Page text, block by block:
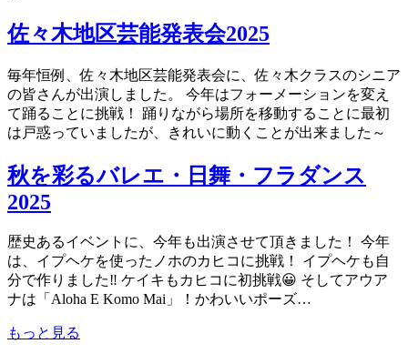
佐々木地区芸能発表会2025
毎年恒例、佐々木地区芸能発表会に、佐々木クラスのシニア
の皆さんが出演しました。 今年はフォーメーションを変え
て踊ることに挑戦！ 踊りながら場所を移動することに最初
は戸惑っていましたが、きれいに動くことが出来ました～
秋を彩るバレエ・日舞・フラダンス
2025
歴史あるイベントに、今年も出演させて頂きました！ 今年
は、イプヘケを使ったノホのカヒコに挑戦！ イプヘケも自
分で作りました‼ ケイキもカヒコに初挑戦😀 そしてアウア
ナは「Aloha E Komo Mai」！かわいいポーズ…
もっと見る